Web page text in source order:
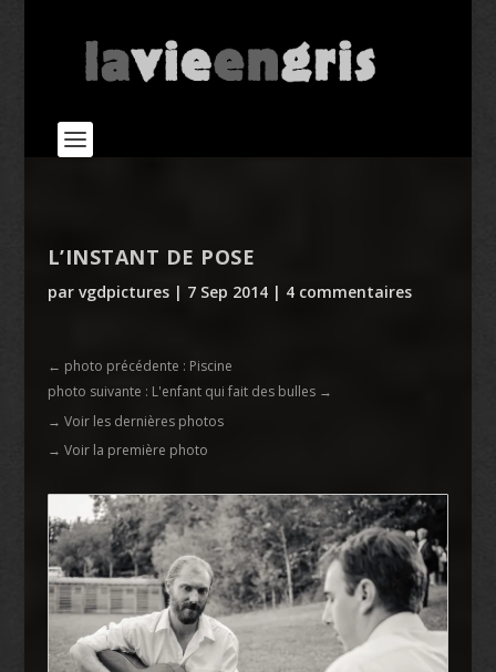
L’INSTANT DE POSE
par vgdpictures| 7 Sep 2014| 4 commentaires
← photo précédente : Piscine
photo suivante : L'enfant qui fait des bulles→
→ Voir les dernières photos
→ Voir la première photo